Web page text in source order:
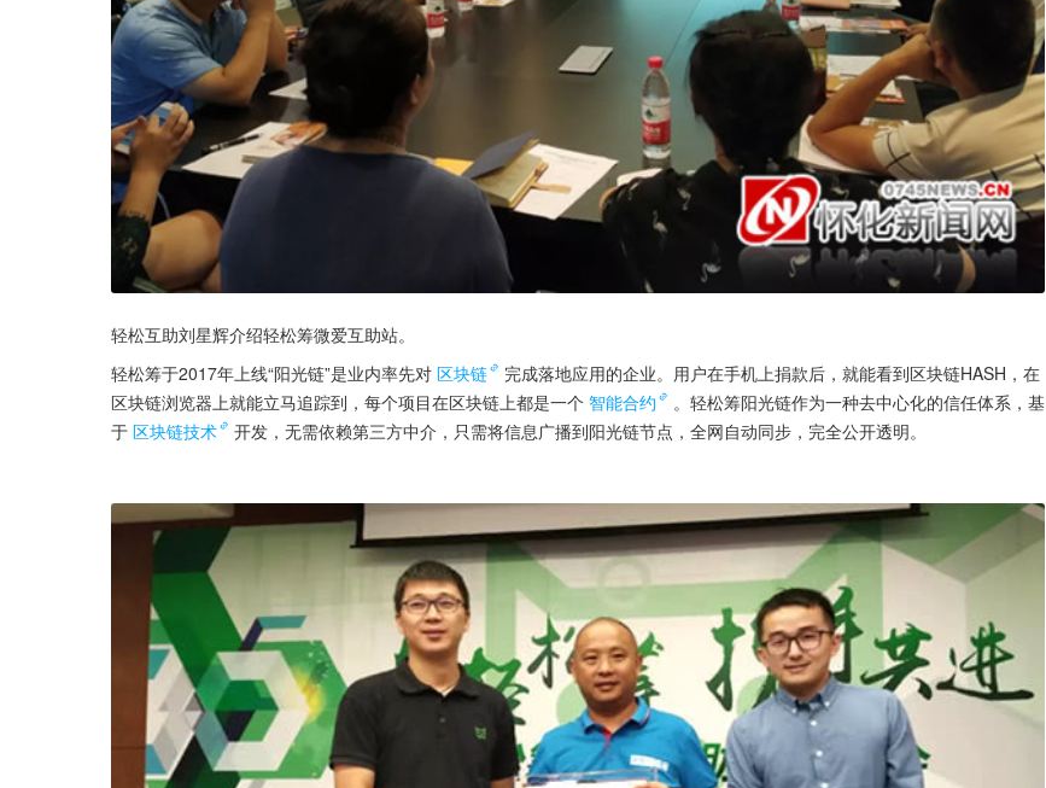
轻松互助刘星辉介绍轻松筹微爱互助站。
轻松筹于2017年上线“阳光链”是业内率先对 区块链
完成落地应用的企业。用户在手机上捐款后，就能看到区块链HASH，在
区块链浏览器上就能立马追踪到，每个项目在区块链上都是一个 智能合约
。轻松筹阳光链作为一种去中心化的信任体系，基
于 区块链技术 开发，无需依赖第三方中介，只需将信息广播到阳光链节点，全网自动同步，完全公开透明。